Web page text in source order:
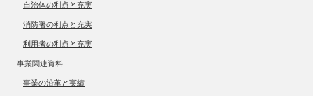
自治体の利点と充実
消防署の利点と充実
利用者の利点と充実
事業関連資料
事業の沿革と実績